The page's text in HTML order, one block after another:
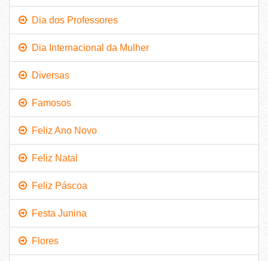
Dia dos Professores
Dia Internacional da Mulher
Diversas
Famosos
Feliz Ano Novo
Feliz Natal
Feliz Páscoa
Festa Junina
Flores